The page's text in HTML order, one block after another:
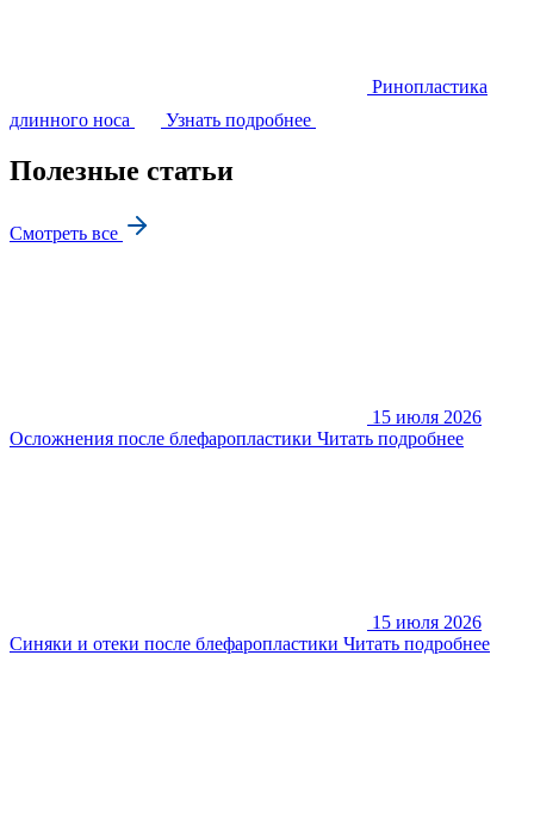
Ринопластика
длинного носа
Узнать подробнее
Полезные статьи
Смотреть все
15 июля 2026
Осложнения после блефаропластики Читать подробнее
15 июля 2026
Синяки и отеки после блефаропластики Читать подробнее